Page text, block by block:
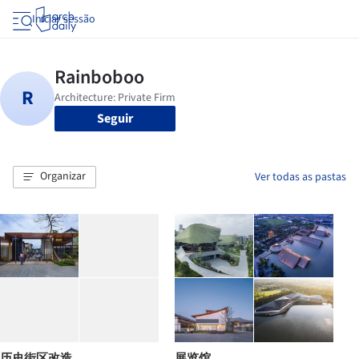
Iniciar sessão
Seguir
Organizar Ver todas as pastas